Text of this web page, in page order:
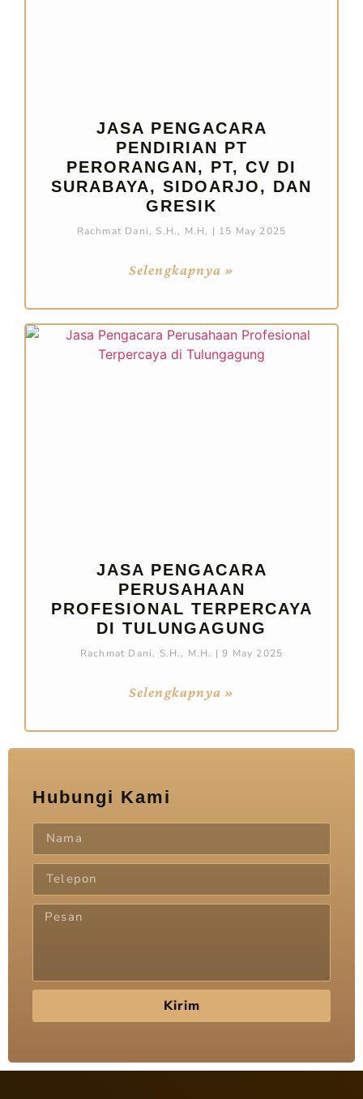
JASA PENGACARA
PENDIRIAN PT
PERORANGAN, PT, CV DI
SURABAYA, SIDOARJO, DAN
GRESIK
Rachmat Dani, S.H., M.H. 15 May 2025
Selengkapnya »
JASA PENGACARA
PERUSAHAAN
PROFESIONAL TERPERCAYA
DI TULUNGAGUNG
Rachmat Dani, S.H., M.H. 9 May 2025
Selengkapnya »
Hubungi Kami
Kirim